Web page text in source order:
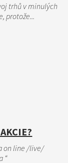
trhů v minulých
protože...
on line /live/
“